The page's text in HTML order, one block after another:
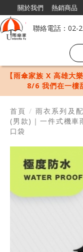
熱銷商品
關於我們
聯絡電話：02-
【雨傘家族 X 高雄大
8/6 我們在一樓
首頁 / 雨衣系列及
(男款)｜一件式機車
口袋